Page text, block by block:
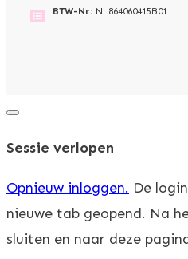
BTW-Nr: NL864060415B01
Dialoogvenster
Sessie verlopen
Opnieuw inloggen. De
nieuwe tab geopend. Na
sluiten en naar deze